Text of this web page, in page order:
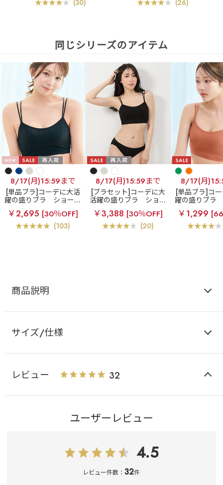
(30) (26)
同じシリーズのアイテム
8/17(月)15:59まで
[単品ブラ]コーデに大活
躍の盛りブラ
ショート
レングス ブラトップ 超
盛ブラ(R) 単品ブラジャ
ー
￥2,695 [30％OFF]
(103)
8/17(月)15:59まで
[ブラセット]コーデに大
活躍の盛りブラ
ショー
トレングス ブラトップ
超盛ブラ(R) ブラジャー&
ショーツ
￥3,388 [30％OFF]
(20)
8/17(月
[単品ブラ]コ
躍の盛りブラ
レングス ブ
盛ブラ(R) 単
ー
￥1,299
商品説明
サイズ/仕様
レビュー 32
ユーザーレビュー
4.5
レビュー件数：32件